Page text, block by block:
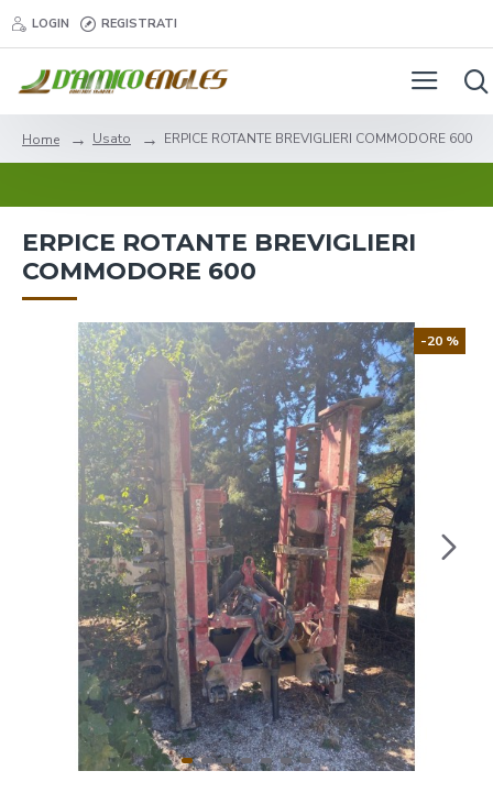
LOGIN REGISTRATI
Home Usato ERPICE ROTANTE BREVIGLIERI COMMODORE 600
ERPICE ROTANTE BREVIGLIERI
COMMODORE 600
-20 %